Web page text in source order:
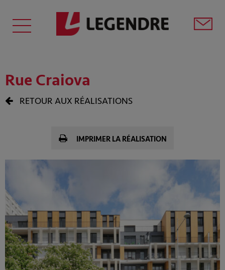
Rue Craiova
RETOUR AUX RÉALISATIONS
IMPRIMER LA RÉALISATION